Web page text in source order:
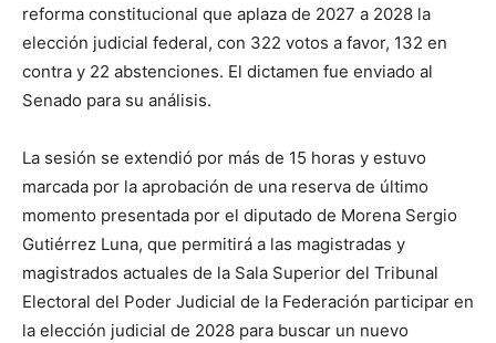
reforma constitucional que aplaza de 2027 a 2028 la
elección judicial federal, con 322 votos a favor, 132 en
contra y 22 abstenciones. El dictamen fue enviado al
Senado para su análisis.
La sesión se extendió por más de 15 horas y estuvo
marcada por la aprobación de una reserva de último
momento presentada por el diputado de Morena Sergio
Gutiérrez Luna, que permitirá a las magistradas y
magistrados actuales de la Sala Superior del Tribunal
Electoral del Poder Judicial de la Federación participar en
la elección judicial de 2028 para buscar un nuevo